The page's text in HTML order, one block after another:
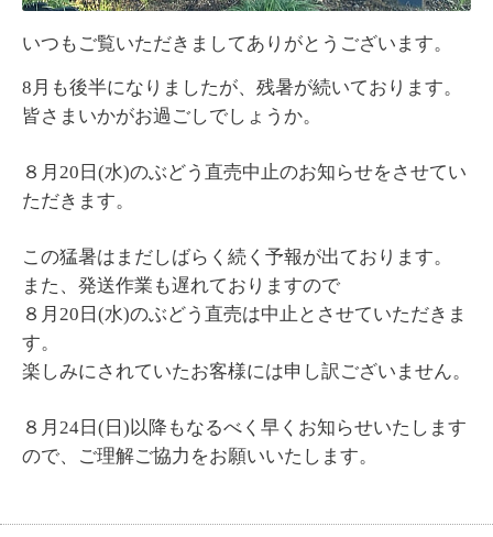
いつもご覧いただきましてありがとうございます。
8月も後半になりましたが、残暑が続いております。
皆さまいかがお過ごしでしょうか。
８月20日(水)のぶどう直売中止のお知らせをさせてい
ただきます。
この猛暑はまだしばらく続く予報が出ております。
また、発送作業も遅れておりますので
８月20日(水)のぶどう直売は中止とさせていただきま
す。
楽しみにされていたお客様には申し訳ございません。
８月24日(日)以降もなるべく早くお知らせいたします
ので、ご理解ご協力をお願いいたします。